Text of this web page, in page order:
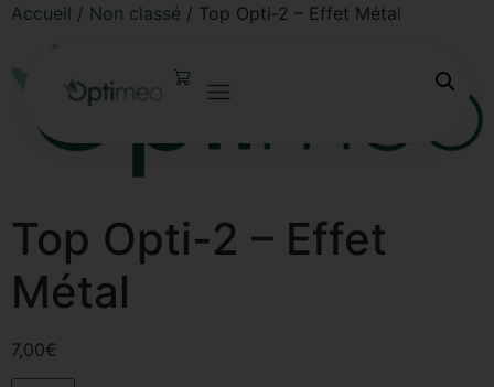
Accueil / Non classé / Top Opti-2 – Effet Métal
Top Opti-2 – Effet
Métal
7,00€